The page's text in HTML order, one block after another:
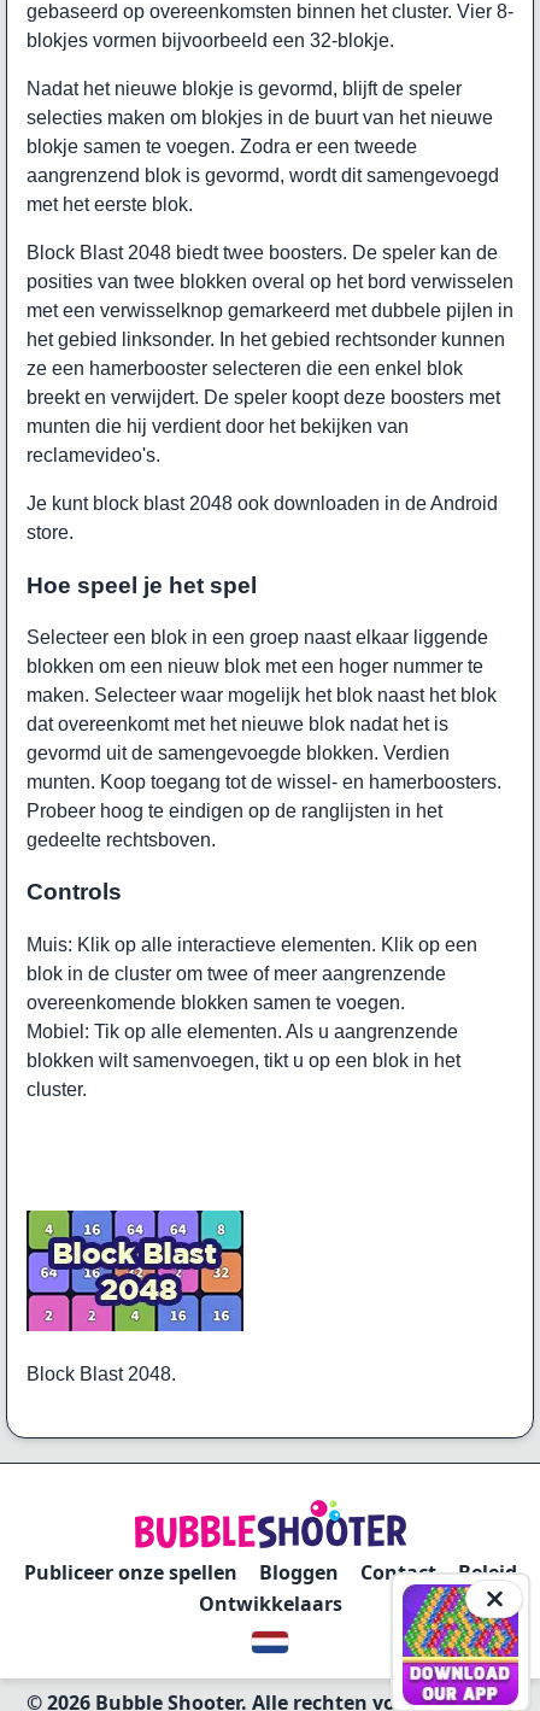
gebaseerd op overeenkomsten binnen het cluster. Vier 8-
blokjes vormen bijvoorbeeld een 32-blokje.
Nadat het nieuwe blokje is gevormd, blijft de speler
selecties maken om blokjes in de buurt van het nieuwe
blokje samen te voegen. Zodra er een tweede
aangrenzend blok is gevormd, wordt dit samengevoegd
met het eerste blok.
Block Blast 2048 biedt twee boosters. De speler kan de
posities van twee blokken overal op het bord verwisselen
met een verwisselknop gemarkeerd met dubbele pijlen in
het gebied linksonder. In het gebied rechtsonder kunnen
ze een hamerbooster selecteren die een enkel blok
breekt en verwijdert. De speler koopt deze boosters met
munten die hij verdient door het bekijken van
reclamevideo's.
Je kunt block blast 2048 ook downloaden in de Android
store.
Hoe speel je het spel
Selecteer een blok in een groep naast elkaar liggende
blokken om een nieuw blok met een hoger nummer te
maken. Selecteer waar mogelijk het blok naast het blok
dat overeenkomt met het nieuwe blok nadat het is
gevormd uit de samengevoegde blokken. Verdien
munten. Koop toegang tot de wissel- en hamerboosters.
Probeer hoog te eindigen op de ranglijsten in het
gedeelte rechtsboven.
Controls
Muis: Klik op alle interactieve elementen. Klik op een
blok in de cluster om twee of meer aangrenzende
overeenkomende blokken samen te voegen.
Mobiel: Tik op alle elementen. Als u aangrenzende
blokken wilt samenvoegen, tikt u op een blok in het
cluster.
Block Blast 2048.
Publiceer onze spellen Bloggen Contact
Beleid
Ontwikkelaars
© 2026 Bubble Shooter. Alle rechten voorbehouden